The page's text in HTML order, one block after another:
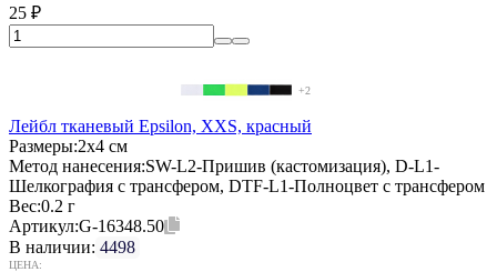
25 ₽
+2
Лейбл тканевый Epsilon, XXS, красный
Размеры:2х4 см
Метод нанесения:SW-L2-Пришив (кастомизация), D-L1-
Шелкография с трансфером, DTF-L1-Полноцвет с трансфером
Вес:0.2 г
Артикул:G-16348.50
В наличии: 4498
ЦЕНА: